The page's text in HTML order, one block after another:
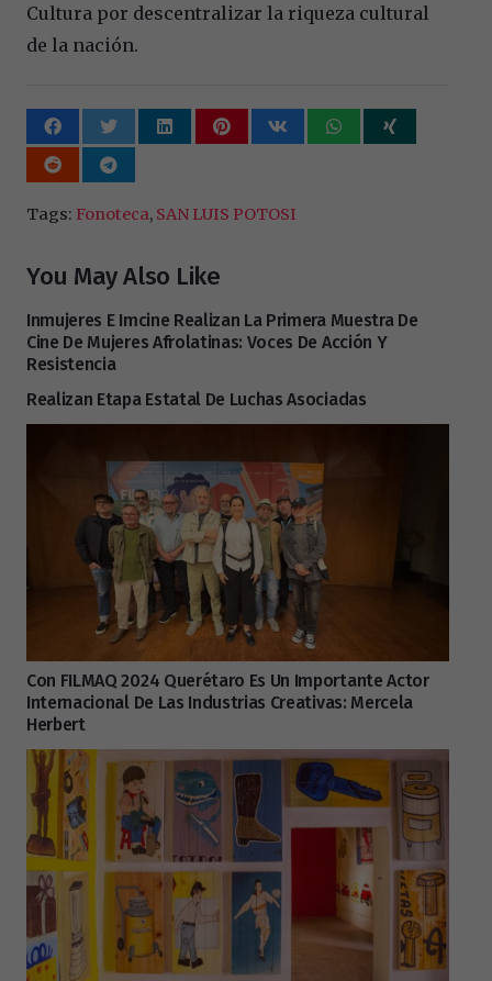
Cultura por descentralizar la riqueza cultural
de la nación.
Tags: Fonoteca, SAN LUIS POTOSI
You May Also Like
Inmujeres E Imcine Realizan La Primera Muestra De
Cine De Mujeres Afrolatinas: Voces De Acción Y
Resistencia
Realizan Etapa Estatal De Luchas Asociadas
Con FILMAQ 2024 Querétaro Es Un Importante Actor
Internacional De Las Industrias Creativas: Mercela
Herbert